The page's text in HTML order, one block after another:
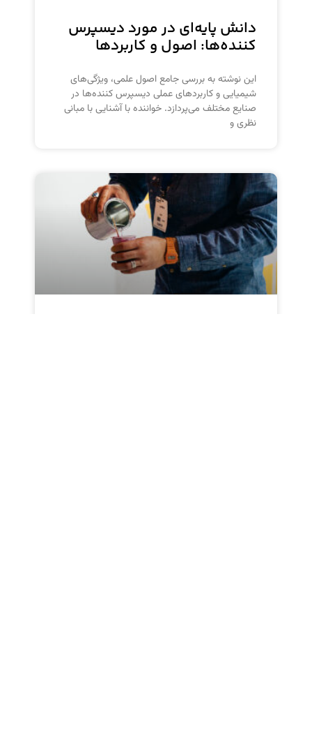
دانش پایه‌ای در مورد دیسپرس
کننده‌ها: اصول و کاربردها
این نوشته به بررسی جامع اصول علمی، ویژگی‌های
شیمیایی و کاربردهای عملی دیسپرس کننده‌ها در
صنایع مختلف می‌پردازد. خواننده با آشنایی با مبانی
نظری و